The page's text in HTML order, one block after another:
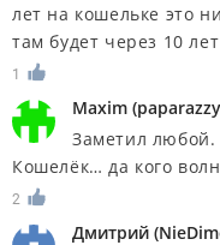
лет на кошельке это
там будет через 10
1
Maxim (paparazzy
Заметил любой.
Кошелёк… да кого
2
Дмитрий (